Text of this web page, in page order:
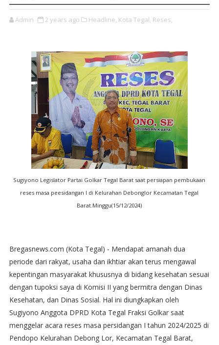
Admin 2 years ago Headline, Kota Tegal, Reses,
Sugiyono Legislator Partai Golkar Tegal Barat saat persiapan pembukaan
reses masa peesidangan I di Kelurahan Debonglor Kecamatan Tegal
Barat.Minggu(15/12/2024)
Bregasnews.com (Kota Tegal) - Mendapat amanah dua
periode dari rakyat, usaha dan ikhtiar akan terus mengawal
kepentingan masyarakat khususnya di bidang kesehatan sesuai
dengan tupoksi saya di Komisi II yang bermitra dengan Dinas
Kesehatan, dan Dinas Sosial. Hal ini diungkapkan oleh
Sugiyono Anggota DPRD Kota Tegal Fraksi Golkar saat
menggelar acara reses masa persidangan I tahun 2024/2025 di
Pendopo Kelurahan Debong Lor, Kecamatan Tegal Barat,